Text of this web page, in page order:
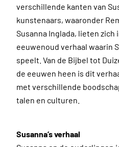
verschillende kanten van
kunstenaars, waaronder
Susanna Inglada, lieten
eeuwenoud verhaal waarin
speelt. Van de Bijbel tot
de eeuwen heen is dit
met verschillende
talen en culturen.
Susanna’s verhaal